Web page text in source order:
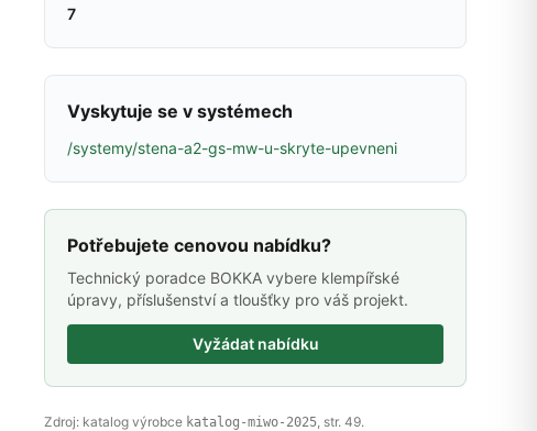
7
Vyskytuje se v systémech
/systemy/stena-a2-gs-mw-u-skryte-upevneni
Potřebujete cenovou nabídku?
Technický poradce BOKKA vybere klempířské
úpravy, příslušenství a tloušťky pro váš projekt.
Vyžádat nabídku
Zdroj: katalog výrobce katalog-miwo-2025, str. 49.